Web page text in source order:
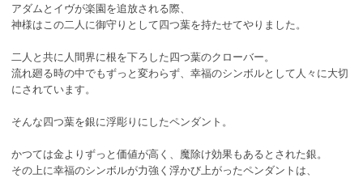
アダムとイヴが楽園を追放される際、
神様はこの二人に御守りとして四つ葉を持たせてやりました。
二人と共に人間界に根を下ろした四つ葉のクローバー。
流れ廻る時の中でもずっと変わらず、幸福のシンボルとして人々に大切
にされています。
そんな四つ葉を銀に浮彫りにしたペンダント。
かつては金よりずっと価値が高く、魔除け効果もあるとされた銀。
その上に幸福のシンボルが力強く浮かび上がったペンダントは、